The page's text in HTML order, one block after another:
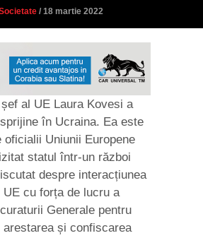
/ 18 martie 2022
al UE Laura Kovesi a
în Ucraina. Ea este
oficialii Uniunii Europene
statul într-un război
despre interacțiunea
UE cu forța de lucru a
Generale pentru
arestarea și confiscarea